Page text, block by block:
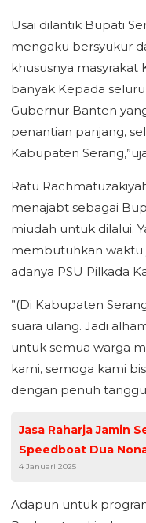
Usai dilantik Bupati
mengaku bersyukur
khususnya masyrakat
banyak Kepada
Gubernur Banten
penantian panjang,
Kabupaten
Ratu
menajabt sebagai
miudah untuk dilalui.
membutuhkan waktu
adanya PSU Pilkada
”(Di Kabupaten
suara ulang. Jadi
untuk semua warga
kami, semoga kami
dengan penuh
Jasa Raharja Jamin
Speedboat Dua
4 Januari 2025
Adapun untuk